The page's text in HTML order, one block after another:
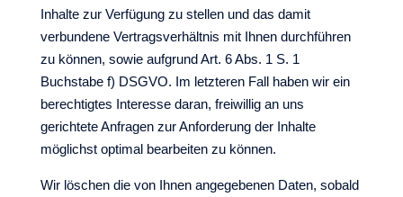
Inhalte zur Verfügung zu stellen und das damit
verbundene Vertragsverhältnis mit Ihnen durchführen
zu können, sowie aufgrund Art. 6 Abs. 1 S. 1
Buchstabe f) DSGVO. Im letzteren Fall haben wir ein
berechtigtes Interesse daran, freiwillig an uns
gerichtete Anfragen zur Anforderung der Inhalte
möglichst optimal bearbeiten zu können.
Wir löschen die von Ihnen angegebenen Daten, sobald